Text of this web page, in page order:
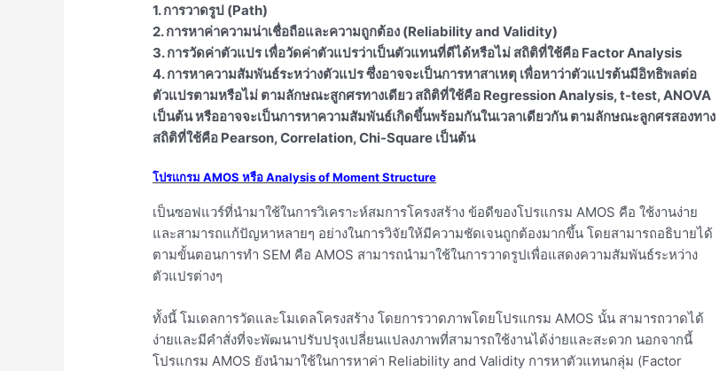
1. การวาดรูป (Path)
2. การหาค่าความน่าเชื่อถือและความถูกต้อง (Reliability and Validity)
3. การวัดค่าตัวแปร เพื่อวัดค่าตัวแปรว่าเป็นตัวแทนที่ดีได้หรือไม่ สถิติที่ใช้คือ Factor Analysis
4. การหาความสัมพันธ์ระหว่างตัวแปร ซึ่งอาจจะเป็นการหาสาเหตุ เพื่อหาว่าตัวแปรต้นมีอิทธิพลต่อ
ตัวแปรตามหรือไม่ ตามลักษณะสูกศรทางเดียว สถิติที่ใช้คือ Regression Analysis, t-test, ANOVA
เป็นต้น หรืออาจจะเป็นการหาความสัมพันธ์เกิดขึ้นพร้อมกันในเวลาเดียวกัน ตามลักษณะลูกศรสองทาง
สถิติที่ใช้คือ Pearson, Correlation, Chi-Square เป็นต้น
โปรแกรม AMOS หรือ Analysis of Moment Structure
เป็นซอฟแวร์ที่นำมาใช้ในการวิเคราะห์สมการโครงสร้าง ข้อดีของโปรแกรม AMOS คือ ใช้งานง่าย
และสามารถแก้ปัญหาหลายๆ อย่างในการวิจัยให้มีความชัดเจนถูกต้องมากขึ้น โดยสามารถอธิบายได้
ตามขั้นตอนการทำ SEM คือ AMOS สามารถนำมาใช้ในการวาดรูปเพื่อแสดงความสัมพันธ์ระหว่าง
ตัวแปรต่างๆ
ทั้งนี้ โมเดลการวัดและโมเดลโครงสร้าง โดยการวาดภาพโดยโปรแกรม AMOS นั้น สามารถวาดได้
ง่ายและมีคำสั่งที่จะพัฒนาปรับปรุงเปลี่ยนแปลงภาพที่สามารถใช้งานได้ง่ายและสะดวก นอกจากนี้
โปรแกรม AMOS ยังนำมาใช้ในการหาค่า Reliability and Validity การหาตัวแทนกลุ่ม (Factor